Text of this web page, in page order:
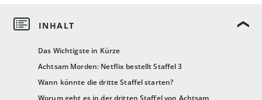
Das Wichtigste in Kürze
Achtsam Morden: Netflix bestellt Staffel 3
Wann könnte die dritte Staffel starten?